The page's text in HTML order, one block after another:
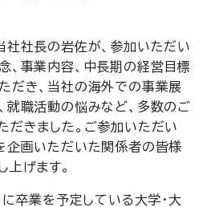
社長の岩佐が、参加いただい
、事業内容、中長期の経営目標
だき、当社の海外での事業展
就職活動の悩みなど、多数のご
だきました。ご参加いただい
企画いただいた関係者の皆様
上げます。
業を予定している大学・大